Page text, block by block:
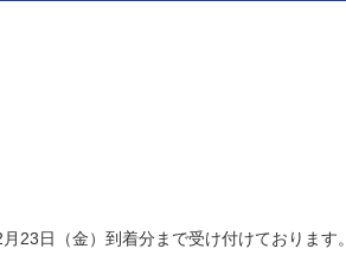
23日（金）到着分まで受け付けております。